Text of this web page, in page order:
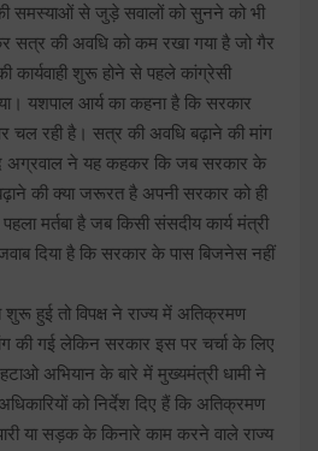
की समस्याओं से जुड़े सवालों को सुनने को भी
सत्र की अवधि को कम रखा गया है जो गैर
शुरू होने से पहले कांग्रेसी
यशपाल आर्य का कहना है कि सरकार
चल रही है। सत्र की अवधि बढ़ाने की मांग
अग्रवाल ने यह कहकर कि जब सरकार के
की क्या जरूरत है अपनी सरकार को ही
मर्तबा है जब किसी संसदीय कार्य मंत्री
दिया है कि सरकार के पास बिजनेस नहीं
हुई तो विपक्ष ने राज्य में अतिक्रमण
की गई लेकिन सरकार इस पर चर्चा के लिए
अभियान के बारे में मुख्यमंत्री धामी ने
को निर्देश दिए हैं कि अतिक्रमण
या सड़क के किनारे काम करने वाले राज्य